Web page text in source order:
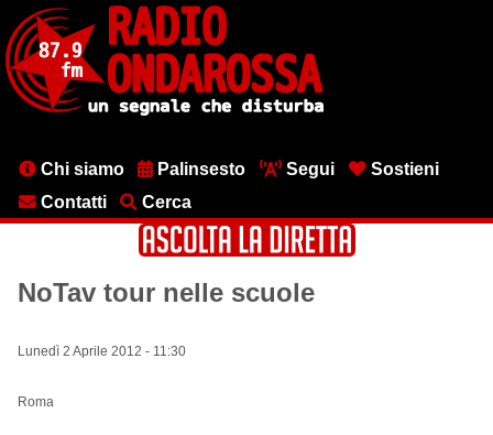
contenuto
principale
MenuChi siamo Palinsesto Segui
Sostieni
Contatti
Cerca
NoTav tour nelle scuole
Lunedì 2 Aprile 2012 - 11:30
Roma